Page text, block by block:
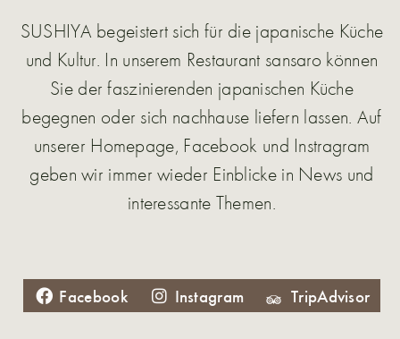
SUSHIYA begeistert sich für die japanische Küche
und Kultur. In unserem Restaurant sansaro können
Sie der faszinierenden japanischen Küche
begegnen oder sich nachhause liefern lassen. Auf
unserer Homepage, Facebook und Instragram
geben wir immer wieder Einblicke in News und
interessante Themen.
Facebook Instagram TripAdvisor